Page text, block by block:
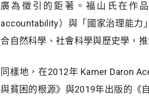
廣為徵引的鉅著。福山氏在作
accountability）與「國家治理能力
合自然科學、社會科學與歷史學，
同樣地，在2012年 Kamer Daron
與貧困的根源》與2019年出版的《